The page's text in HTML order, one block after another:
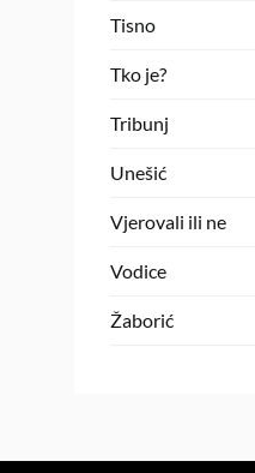
Tisno
Tko je?
Tribunj
Unešić
Vjerovali ili ne
Vodice
Žaborić